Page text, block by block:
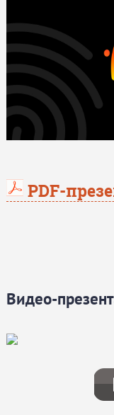
PDF-
Видео-